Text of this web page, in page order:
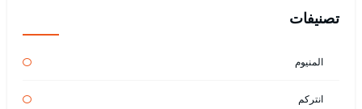
تصنيفات
المنيوم
انتركم